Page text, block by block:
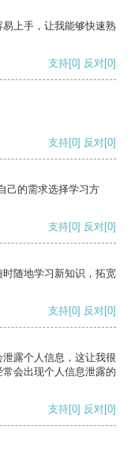
上手，让我能够快速熟
支持[0] 反对[0]
支持[0] 反对[0]
己的需求选择学习方
支持[0] 反对[0]
随地学习新知识，拓宽
支持[0] 反对[0]
露个人信息，这让我很
会出现个人信息泄露的
支持[0] 反对[0]